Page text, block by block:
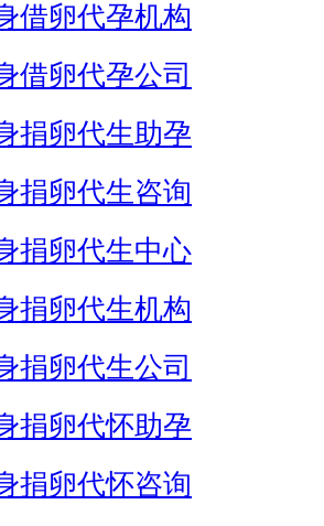
借卵代孕机构
借卵代孕公司
捐卵代生助孕
捐卵代生咨询
捐卵代生中心
捐卵代生机构
捐卵代生公司
捐卵代怀助孕
捐卵代怀咨询